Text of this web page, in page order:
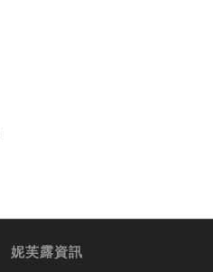
妮芙露資訊